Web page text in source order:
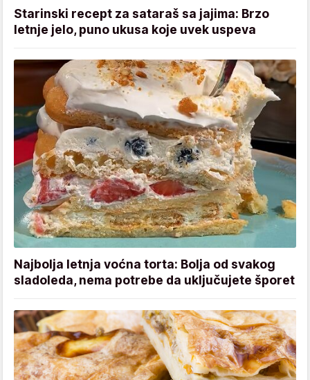
Starinski recept za sataraš sa jajima: Brzo
letnje jelo, puno ukusa koje uvek uspeva
Najbolja letnja voćna torta: Bolja od svakog
sladoleda, nema potrebe da uključujete šporet